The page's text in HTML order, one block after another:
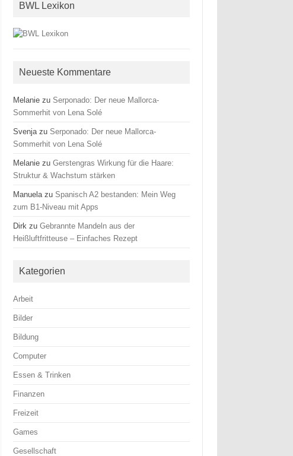
BWL Lexikon
Neueste Kommentare
Melanie zu Serponado: Der neue Mallorca-
Sommerhit von Lena Solé
Svenjazu Serponado: Der neue Mallorca-
Sommerhit von Lena Solé
Melanie zuGerstengras Wirkung für die Haare:
Struktur & Wachstum stärken
Manuelazu Spanisch A2 bestanden: Mein Weg
zum B1-Niveau mit Apps
Dirk zuGebrannte Mandeln aus der
Heißluftfritteuse – Einfaches Rezept
Kategorien
Arbeit
Bilder
Bildung
Computer
Essen & Trinken
Finanzen
Freizeit
Games
Gesellschaft